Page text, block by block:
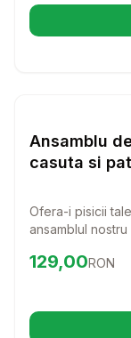
Ansamblu
casuta si
Ofera-i pisicii
ansamblul
intr-un design
Preț:129.00
129,00RON